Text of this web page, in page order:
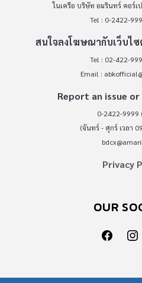
ในเครือ บริษัท อมรินทร์ คอร์
Tel : 0-2422-
สนใจลงโฆษณากับเว็บไซ
Tel : 02-422-
Email :
Report an issue
0-2422-9999
(จันทร์ - ศุกร์ เวลา
Privacy
OUR